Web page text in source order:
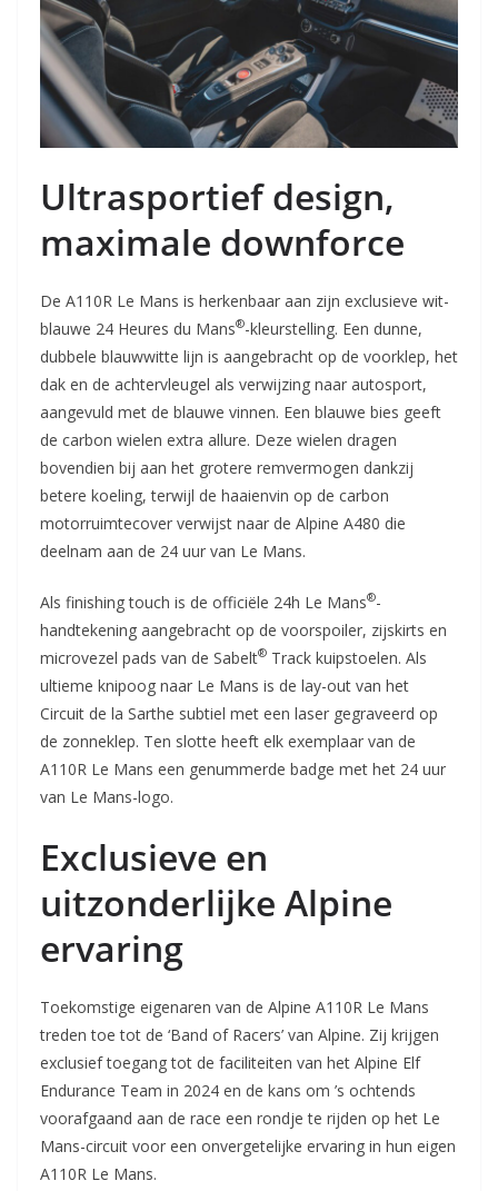
Ultrasportief design,
maximale downforce
De A110R Le Mans is herkenbaar aan zijn exclusieve wit-
blauwe 24 Heures du Mans®-kleurstelling. Een dunne,
dubbele blauwwitte lijn is aangebracht op de voorklep, het
dak en de achtervleugel als verwijzing naar autosport,
aangevuld met de blauwe vinnen. Een blauwe bies geeft
de carbon wielen extra allure. Deze wielen dragen
bovendien bij aan het grotere remvermogen dankzij
betere koeling, terwijl de haaienvin op de carbon
motorruimtecover verwijst naar de Alpine A480 die
deelnam aan de 24 uur van Le Mans.
Als finishing touch is de officiële 24h Le Mans®-
handtekening aangebracht op de voorspoiler, zijskirts en
microvezel pads van de Sabelt® Track kuipstoelen. Als
ultieme knipoog naar Le Mans is de lay-out van het
Circuit de la Sarthe subtiel met een laser gegraveerd op
de zonneklep. Ten slotte heeft elk exemplaar van ​​de
A110R Le Mans een genummerde badge met het 24 uur
van Le Mans-logo.
Exclusieve en
uitzonderlijke Alpine
ervaring
Toekomstige eigenaren van de Alpine A110R Le Mans
treden toe tot de ‘Band of Racers’ van Alpine. Zij krijgen
exclusief toegang tot de faciliteiten van het Alpine Elf
Endurance Team in 2024 en de kans om ’s ochtends
voorafgaand aan de race een rondje te rijden op het Le
Mans-circuit voor een onvergetelijke ervaring in hun eigen
A110R Le Mans.